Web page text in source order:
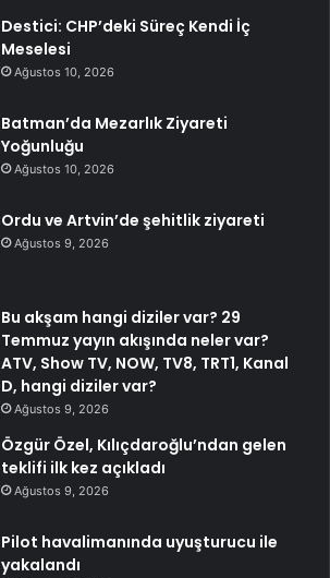
Destici: CHP’deki Süreç Kendi İç
Meselesi
Ağustos 10, 2026
Batman’da Mezarlık Ziyareti
Yoğunluğu
Ağustos 10, 2026
Ordu ve Artvin’de şehitlik ziyareti
Ağustos 9, 2026
Bu akşam hangi diziler var? 29
Temmuz yayın akışında neler var?
ATV, Show TV, NOW, TV8, TRT1, Kanal
D, hangi diziler var?
Ağustos 9, 2026
Özgür Özel, Kılıçdaroğlu’ndan gelen
teklifi ilk kez açıkladı
Ağustos 9, 2026
Pilot havalimanında uyuşturucu ile
yakalandı